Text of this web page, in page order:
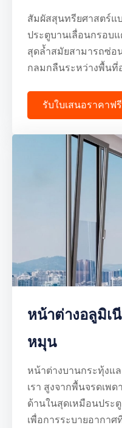
สัมผัสสุนทรียศาสตร์แ
ประตูบานเลื่อนกรอบ
สุดล้ำสมัยสามารถซ่อ
กลมกลืนระหว่างพื้นที่
รับใบเสนอราคาฟ
หน้าต่างอลูมิเ
หมุน
หน้าต่างบานกระทุ้งแ
เรา สูงจากพื้นจรดเพ
ด้านในสุดเหมือนประ
เพื่อการระบายอากา